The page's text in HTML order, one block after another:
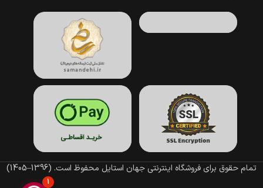
تمام حقوق برای فروشگاه اینترنتی جهان استایل محفوظ است. (1396–1405)
1